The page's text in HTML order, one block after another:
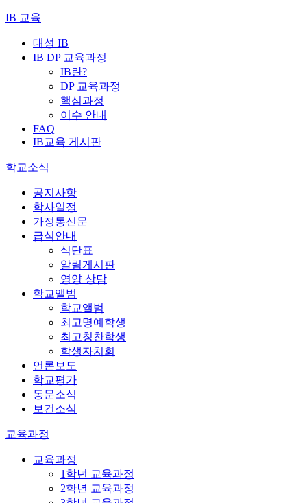
IB 교육
대성 IB
IB DP 교육과정
IB란?
DP 교육과정
핵심과정
이수 안내
FAQ
IB교육 게시판
학교소식
공지사항
학사일정
가정통신문
급식안내
식단표
알림게시판
영양 상담
학교앨범
학교앨범
최고명예학생
최고칭찬학생
학생자치회
언론보도
학교평가
동문소식
보건소식
교육과정
교육과정
1학년 교육과정
2학년 교육과정